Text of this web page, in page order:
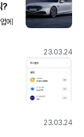
?
에
능
23.03.24
23.03.24